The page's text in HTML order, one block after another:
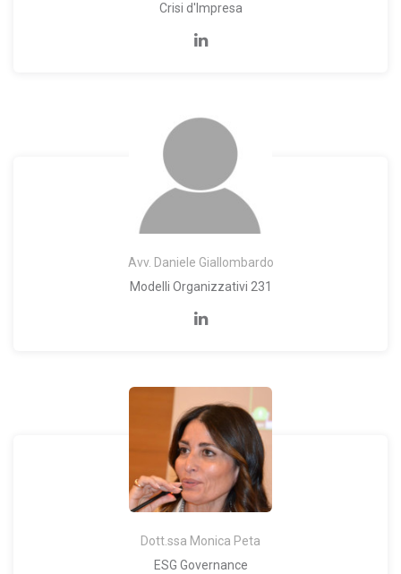
Crisi d'Impresa
Avv. Daniele Giallombardo
Modelli Organizzativi 231
Dott.ssa Monica Peta
ESG Governance